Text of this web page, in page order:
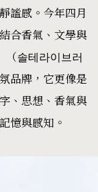
謐感。今年四月
合香氣、文學與
（솔테라이브러
品牌，它更像是
、思想、香氣與
憶與感知。